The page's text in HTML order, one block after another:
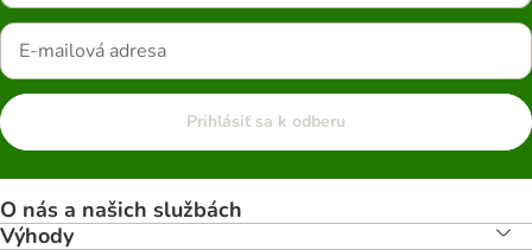
Prihlásiť sa k odberu
O nás a našich službách
Výhody